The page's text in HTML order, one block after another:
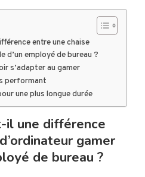
entre une chaise
d’un employé de bureau ?
s’adapter au gamer
performant
une plus longue durée
il une différence
gamer
de bureau ?